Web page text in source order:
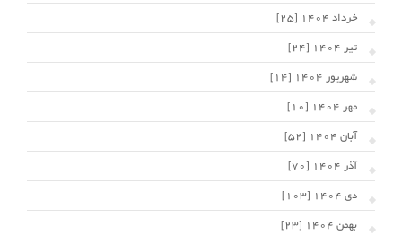
خرداد 1404 [25]
تیر 1404 [24]
شهریور 1404 [14]
مهر 1404 [10]
آبان 1404 [52]
آذر 1404 [70]
دی 1404 [103]
بهمن 1404 [23]